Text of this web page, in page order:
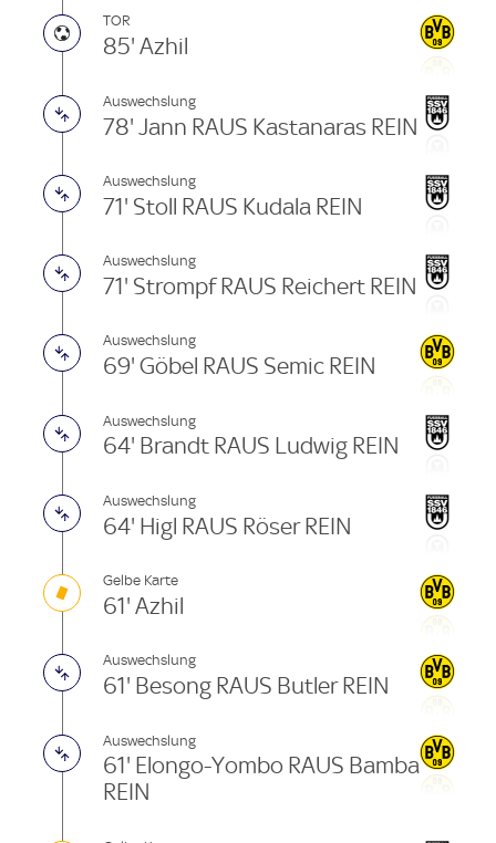
TOR
85' Azhil
Auswechslung
78' Jann RAUS Kastanaras REIN
Auswechslung
71' Stoll RAUS Kudala REIN
Auswechslung
71' Strompf RAUS Reichert REIN
Auswechslung
69' Göbel RAUS Semic REIN
Auswechslung
64' Brandt RAUS Ludwig REIN
Auswechslung
64' Higl RAUS Röser REIN
Gelbe Karte
61' Azhil
Auswechslung
61' Besong RAUS Butler REIN
Auswechslung
61' Elongo-Yombo RAUS Bamba
REIN